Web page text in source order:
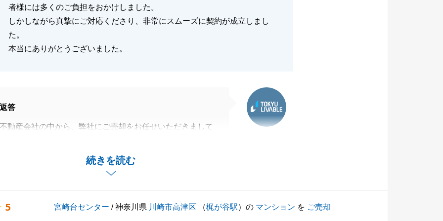
者様には多くのご負担をおかけしました。
しかしながら真摯にご対応くださり、非常にスムーズに契約が成立しまし
た。
本当にありがとうございました。
続きを読む
答
動産会社の中から、弊社にご売却をお任せいただきまして
I様にもご協力いただきましたお陰で大変スムーズに取り
5 宮崎台センター / 神奈川県 川崎市高津区 （梶が谷駅）の マンション を ご売却